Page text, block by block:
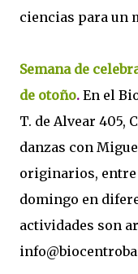
ciencias para un
Semana de
de otoño. En el
T. de Alvear 405,
danzas con
originarios, entre
domingo en
actividades son